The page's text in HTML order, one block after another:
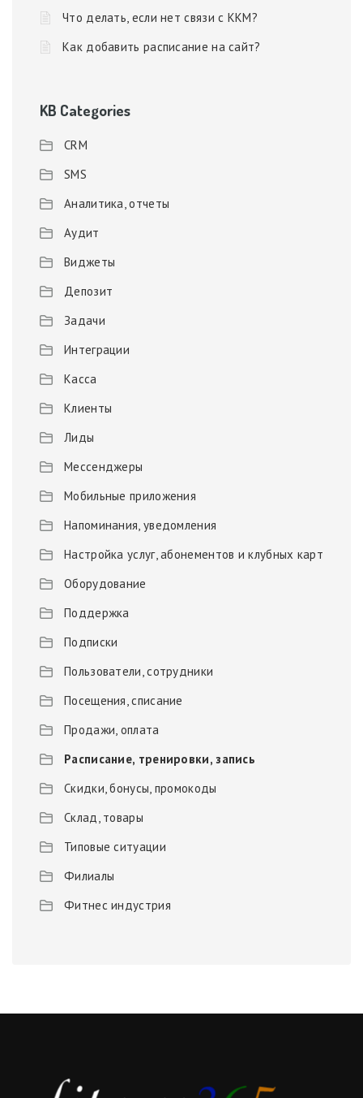
Что делать, если нет связи с ККМ?
Как добавить расписание на сайт?
KB Categories
CRM
SMS
Аналитика, отчеты
Аудит
Виджеты
Депозит
Задачи
Интеграции
Касса
Клиенты
Лиды
Мессенджеры
Мобильные приложения
Напоминания, уведомления
Настройка услуг, абонементов и клубных карт
Оборудование
Поддержка
Подписки
Пользователи, сотрудники
Посещения, списание
Продажи, оплата
Расписание, тренировки, запись
Скидки, бонусы, промокоды
Склад, товары
Типовые ситуации
Филиалы
Фитнес индустрия